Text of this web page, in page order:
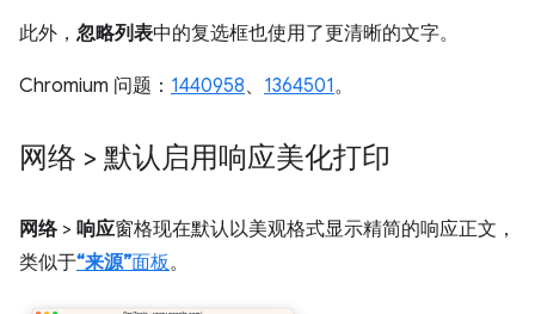
此外， 忽略列表中的复选框也使用了更清晰的文字。
Chromium 问题： 1440958、 1364501。
网络 > 默认启用响应美化打印
网络> 响应窗格现在默认以美观格式显示精简的响应正文，
类似于“来源”面板。